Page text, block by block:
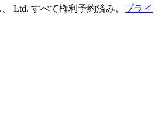
Ltd. すべて権利予約済み。 プライ